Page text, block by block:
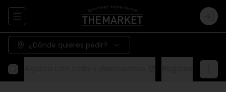
Abrir menu de navegación Login
¿Dónde quieres pedir?